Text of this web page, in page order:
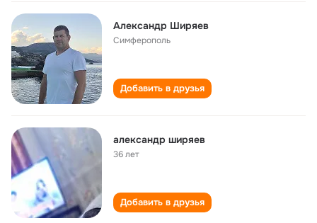
Александр Ширяев
Симферополь
Добавить в друзья
александр ширяев
36 лет
Добавить в друзья